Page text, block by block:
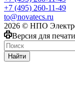
+7 (495) 260-11-49
to@novatecs.ru
2026 © НПО
Версия для печати
Найти